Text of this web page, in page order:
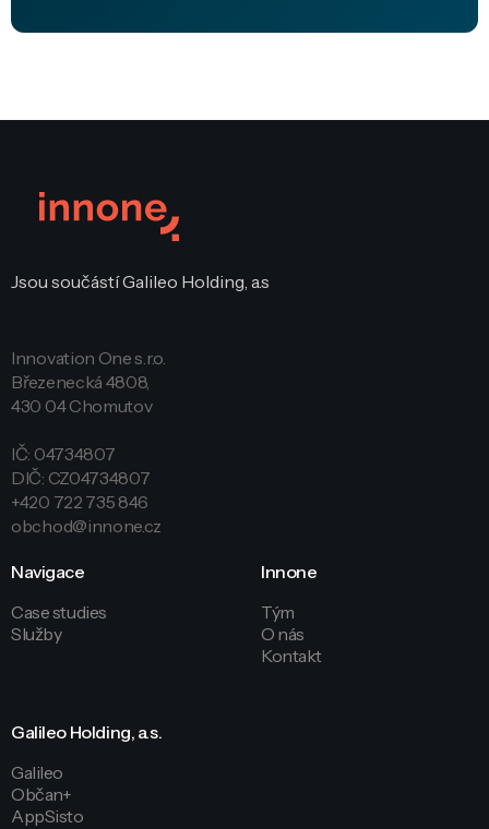
Jsou součástí Galileo Holding, a.s
Innovation One s.r.o.
Březenecká 4808,
430 04 Chomutov
IČ: 04734807
DIČ: CZ04734807
+420 722 735 846
obchod@innone.cz
Navigace
Case studies
Služby
Innone
Tým
O nás
Kontakt
Galileo Holding, a.s.
Galileo
Občan+
AppSisto